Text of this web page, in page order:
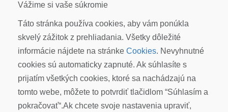
KOI CARP SLOVAKIA s.r.o.
Kudlákova 7, ​841 01 Bratislava
info@koicarp.sk
Vážime si vaše súkromie
Táto stránka používa cookies, aby vám ponúkla
skvelý zážitok z prehliadania. Všetky dôležité
informácie nájdete na stránke Cookies. Nevyhnutné
cookies sú automaticky zapnuté. Ak súhlasíte s
prijatím všetkých cookies, ktoré sa nachádzajú na
tomto webe, môžete to potvrdiť tlačidlom “Súhlasím a
pokračovať“.Ak chcete svoje nastavenia upraviť,